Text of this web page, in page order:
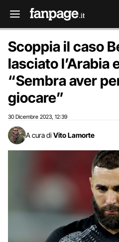
Scoppia il caso
lasciato l’Arabia
“Sembra aver
giocare”
30 Dicembre 2023 12:39
A cura di Vito Lamorte